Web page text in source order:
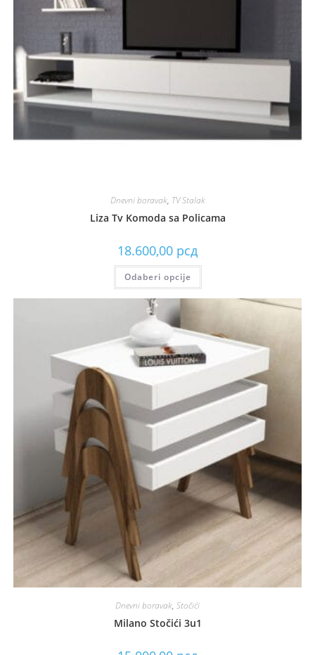
Dnevni boravak, TV Stalak
Liza Tv Komoda sa Policama
18.600,00 рсд
Odaberi opcije
Dnevni boravak, Stočići
Milano Stočići 3u1